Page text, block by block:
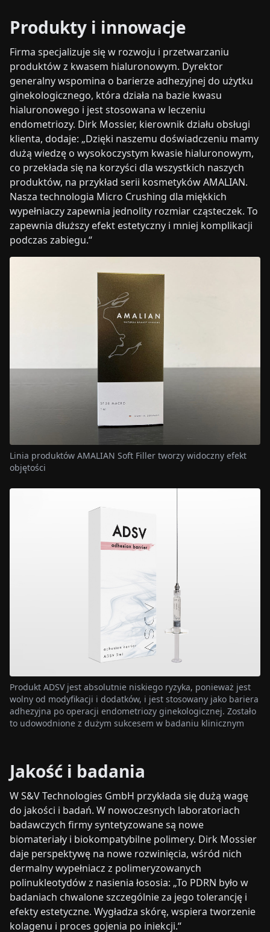
Produkty i innowacje
Firma specjalizuje się w rozwoju i przetwarzaniu
produktów z kwasem hialuronowym. Dyrektor
generalny wspomina o barierze adhezyjnej do użytku
ginekologicznego, która działa na bazie kwasu
hialuronowego i jest stosowana w leczeniu
endometriozy. Dirk Mossier, kierownik działu obsługi
klienta, dodaje: „Dzięki naszemu doświadczeniu mamy
dużą wiedzę o wysokoczystym kwasie hialuronowym,
co przekłada się na korzyści dla wszystkich naszych
produktów, na przykład serii kosmetyków AMALIAN.
Nasza technologia Micro Crushing dla miękkich
wypełniaczy zapewnia jednolity rozmiar cząsteczek. To
zapewnia dłuższy efekt estetyczny i mniej komplikacji
podczas zabiegu.“
Linia produktów AMALIAN Soft Filler tworzy widoczny efekt
objętości
Produkt ADSV jest absolutnie niskiego ryzyka, ponieważ jest
wolny od modyfikacji i dodatków, i jest stosowany jako bariera
adhezyjna po operacji endometriozy ginekologicznej. Zostało
to udowodnione z dużym sukcesem w badaniu klinicznym
Jakość i badania
W S&V Technologies GmbH przykłada się dużą wagę
do jakości i badań. W nowoczesnych laboratoriach
badawczych firmy syntetyzowane są nowe
biomateriały i biokompatybilne polimery. Dirk Mossier
daje perspektywę na nowe rozwinięcia, wśród nich
dermalny wypełniacz z polimeryzowanych
polinukleotydów z nasienia łososia: „To PDRN było w
badaniach chwalone szczególnie za jego tolerancję i
efekty estetyczne. Wygładza skórę, wspiera tworzenie
kolagenu i proces gojenia po iniekcji.“